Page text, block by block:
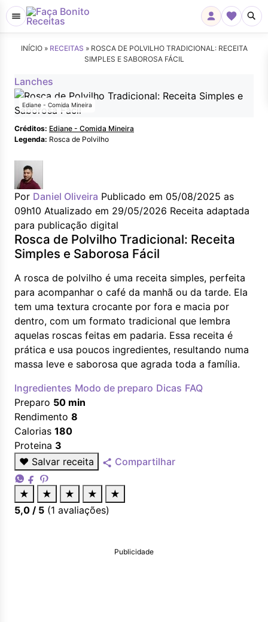
INÍCIO » RECEITAS » ROSCA DE POLVILHO TRADICIONAL: RECEITA
SIMPLES E SABOROSA FÁCIL
Lanches
Ediane - Comida Mineira
Créditos: Ediane - Comida Mineira
Legenda: Rosca de Polvilho
Por Daniel Oliveira Publicado em 05/08/2025 as
09h10 Atualizado em 29/05/2026 Receita adaptada
para publicação digital
Rosca de Polvilho Tradicional: Receita
Simples e Saborosa Fácil
A rosca de polvilho é uma receita simples, perfeita
para acompanhar o café da manhã ou da tarde. Ela
tem uma textura crocante por fora e macia por
dentro, com um formato tradicional que lembra
aquelas roscas feitas em padaria. Essa receita é
prática e usa poucos ingredientes, resultando numa
massa leve e saborosa que agrada toda a família.
Ingredientes Modo de preparo Dicas FAQ
Preparo 50 min
Rendimento 8
Calorias 180
Proteina 3
♥ Salvar receita Compartilhar
★ ★ ★ ★
★
5,0 / 5 (1 avaliações)
Publicidade